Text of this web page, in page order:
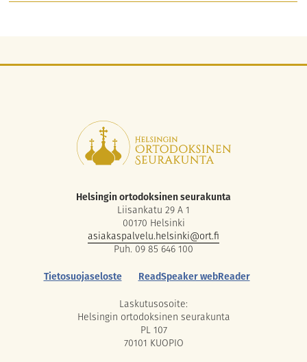
Helsingin ortodoksinen seurakunta
Liisankatu 29 A 1
00170 Helsinki
asiakaspalvelu.helsinki@ort.fi
Puh. 09 85 646 100
Tietosuojaseloste
ReadSpeaker webReader
Laskutusosoite:
Helsingin ortodoksinen seurakunta
PL 107
70101 KUOPIO